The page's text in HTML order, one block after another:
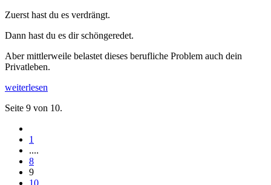
Zuerst hast du es verdrängt.
Dann hast du es dir schöngeredet.
Aber mittlerweile belastet dieses berufliche Problem auch dein
Privatleben.
weiterlesen
Seite 9 von 10.
1
....
8
9
10